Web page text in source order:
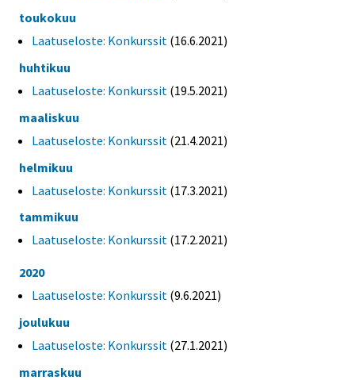
toukokuu
Laatuseloste: Konkurssit (16.6.2021)
huhtikuu
Laatuseloste: Konkurssit (19.5.2021)
maaliskuu
Laatuseloste: Konkurssit (21.4.2021)
helmikuu
Laatuseloste: Konkurssit (17.3.2021)
tammikuu
Laatuseloste: Konkurssit (17.2.2021)
2020
Laatuseloste: Konkurssit (9.6.2021)
joulukuu
Laatuseloste: Konkurssit (27.1.2021)
marraskuu